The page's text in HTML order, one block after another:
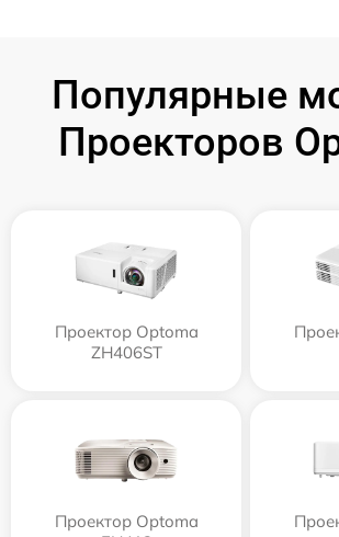
Популярные
Проекторов
Проектор Optoma
ZH406ST
Проектор Optoma